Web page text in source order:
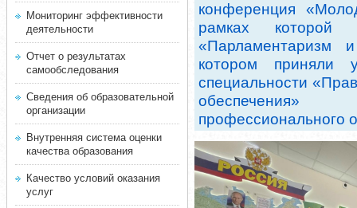
Мониторинг эффективности
деятельности
Отчет о результатах
самообследования
Сведения об образовательной
организации
Внутренняя система оценки
качества образования
Качество условий оказания
услуг
конференция
рамках которой
«Парламентаризм
котором приняли
специальности
обеспечения»
профессионального